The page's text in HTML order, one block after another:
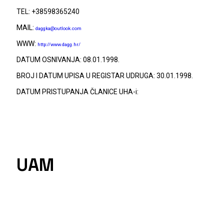
TEL: +38598365240
MAIL: daggka@outlook.com
WWW: http://www.dagg.hr/
DATUM OSNIVANJA: 08.01.1998.
BROJ I DATUM UPISA U REGISTAR UDRUGA: 30.01.1998.
DATUM PRISTUPANJA ČLANICE UHA-i:
UAM